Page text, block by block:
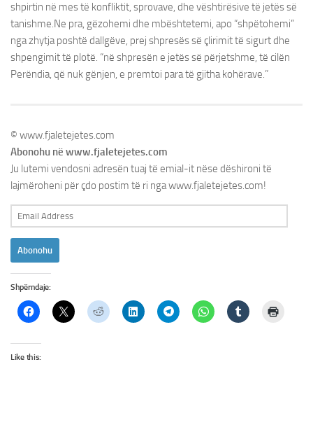
shpirtin në mes të konfliktit, sprovave, dhe vështirësive të jetës së
tanishme.Ne pra, gëzohemi dhe mbështetemi, apo “shpëtohemi”
nga zhytja poshtë dallgëve, prej shpresës së çlirimit të sigurt dhe
shpengimit të plotë. “në shpresën e jetës së përjetshme, të cilën
Perëndia, që nuk gënjen, e premtoi para të gjitha kohërave.”
© www.fjaletejetes.com
Abonohu në www.fjaletejetes.com
Ju lutemi vendosni adresën tuaj të emial-it nëse dëshironi të
lajmëroheni për çdo postim të ri nga www.fjaletejetes.com!
Email
Address
Abonohu
Shpërndaje:
Like this: